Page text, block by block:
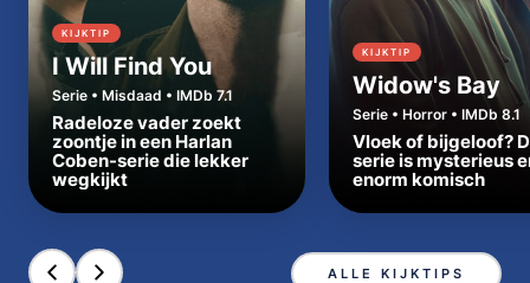
KIJKTIP
I Will Find You
Serie • Misdaad • IMDb 7.1
Radeloze vader zoekt
zoontje in een Harlan
Coben-serie die lekker
wegkijkt
KIJKTIP
Widow's Bay
Serie • Horror • IMDb 8.1
Vloek of bijgeloof?
serie is mysterieus
enorm komisch
ALLE KIJKTIPS